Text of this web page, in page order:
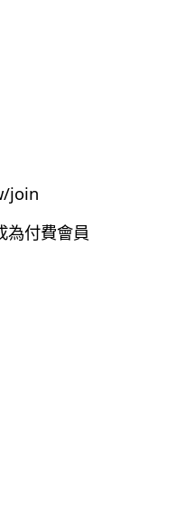
join
為付費會員